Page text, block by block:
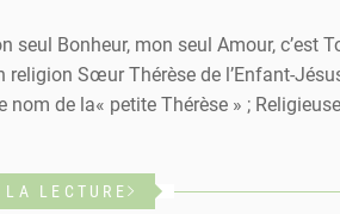
seul Bonheur, mon seul Amour, c’est
religion Sœur Thérèse de l’Enfant-
de la« petite Thérèse » ; Religieuse
LECTURE